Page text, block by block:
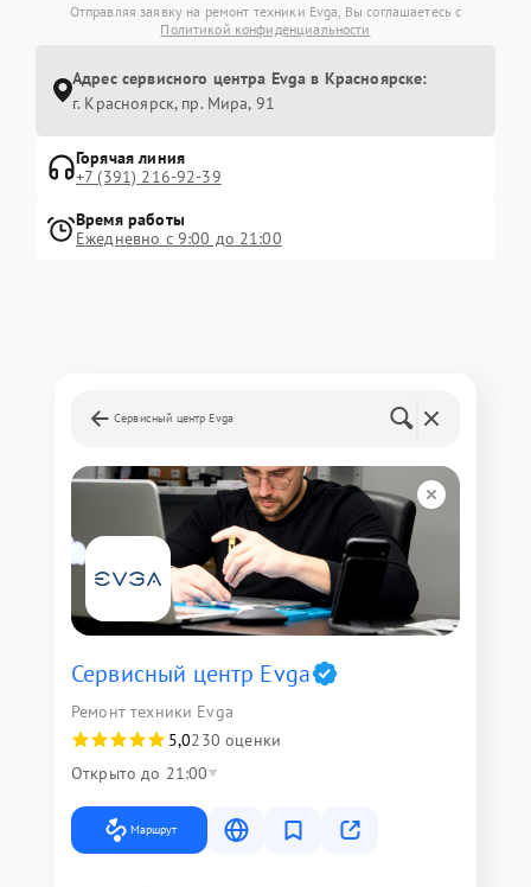
Отправляя заявку на ремонт техники Evga, Вы соглашаетесь с
Политикой конфиденциальности
Адрес сервисного центра Evga в Красноярске:
г. Красноярск, ​пр. Мира, 91
Горячая линия
+7 (391) 216-92-39
Время работы
Ежедневно с 9:00 до 21:00
Сервисный центр Evga
Сервисный центр Evga
Ремонт техники Evga
5,0230 оценки
Открыто до 21:00
Маршрут